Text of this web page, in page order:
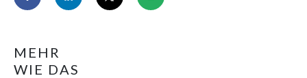
MEHR
WIE DAS